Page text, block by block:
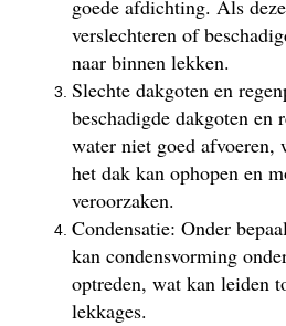
goede afdichting. Als
verslechteren of
naar binnen lekken.
Slechte dakgoten en
beschadigde dakgoten en
water niet goed afvoeren,
het dak kan ophopen en
veroorzaken.
Condensatie: Onder
kan condensvorming
optreden, wat kan leiden
lekkages.